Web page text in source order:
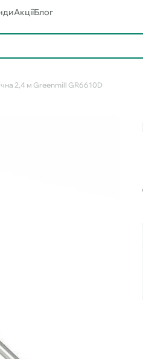
АкціїБлог
2,4 м Greenmill GR6610D